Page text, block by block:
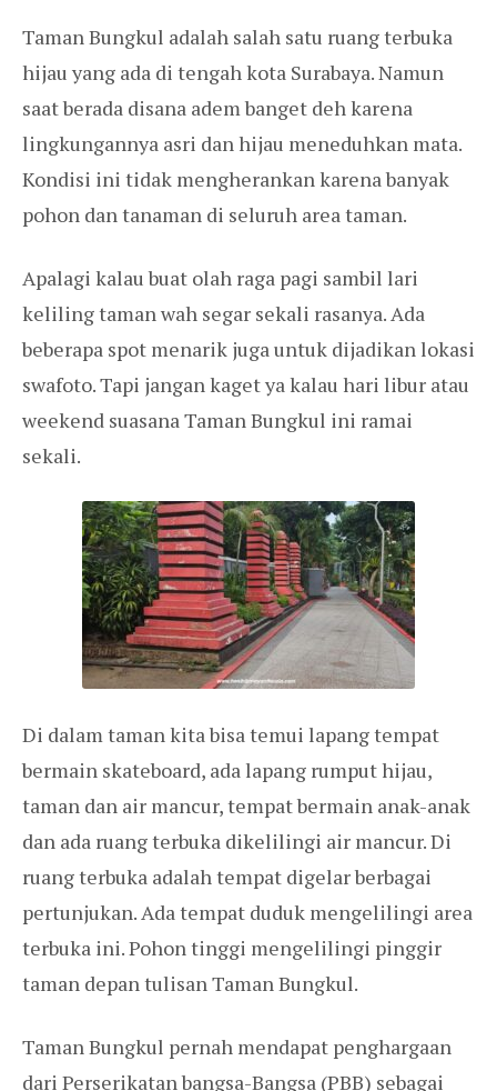
Taman Bungkul adalah salah satu ruang terbuka
hijau yang ada di tengah kota Surabaya. Namun
saat berada disana adem banget deh karena
lingkungannya asri dan hijau meneduhkan mata.
Kondisi ini tidak mengherankan karena banyak
pohon dan tanaman di seluruh area taman.
Apalagi kalau buat olah raga pagi sambil lari
keliling taman wah segar sekali rasanya. Ada
beberapa spot menarik juga untuk dijadikan lokasi
swafoto. Tapi jangan kaget ya kalau hari libur atau
weekend suasana Taman Bungkul ini ramai
sekali.
Di dalam taman kita bisa temui lapang tempat
bermain skateboard, ada lapang rumput hijau,
taman dan air mancur, tempat bermain anak-anak
dan ada ruang terbuka dikelilingi air mancur. Di
ruang terbuka adalah tempat digelar berbagai
pertunjukan. Ada tempat duduk mengelilingi area
terbuka ini. Pohon tinggi mengelilingi pinggir
taman depan tulisan Taman Bungkul.
Taman Bungkul pernah mendapat penghargaan
dari Perserikatan bangsa-Bangsa (PBB) sebagai